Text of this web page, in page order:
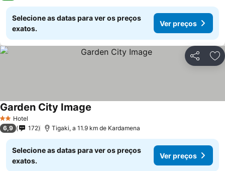
Selecione as datas para ver os preços
exatos.
Ver preços
Partilhar
2 Estrelas
Hotel
Garden City Image
6,9 172 Tigaki, a 11.9 km de Kardamena
Selecione as datas para ver os preços
exatos.
Ver preços